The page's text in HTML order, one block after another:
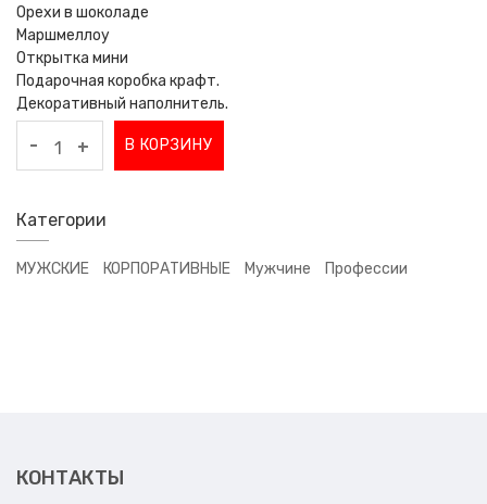
Орехи в шоколаде
Маршмеллоу
Открытка мини
Подарочная коробка крафт.
Декоративный наполнитель.
- + В КОРЗИНУ
Категории
МУЖСКИЕ КОРПОРАТИВНЫЕ Мужчине Профессии
КОНТАКТЫ